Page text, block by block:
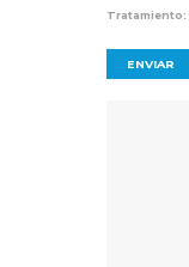
Tratamiento: